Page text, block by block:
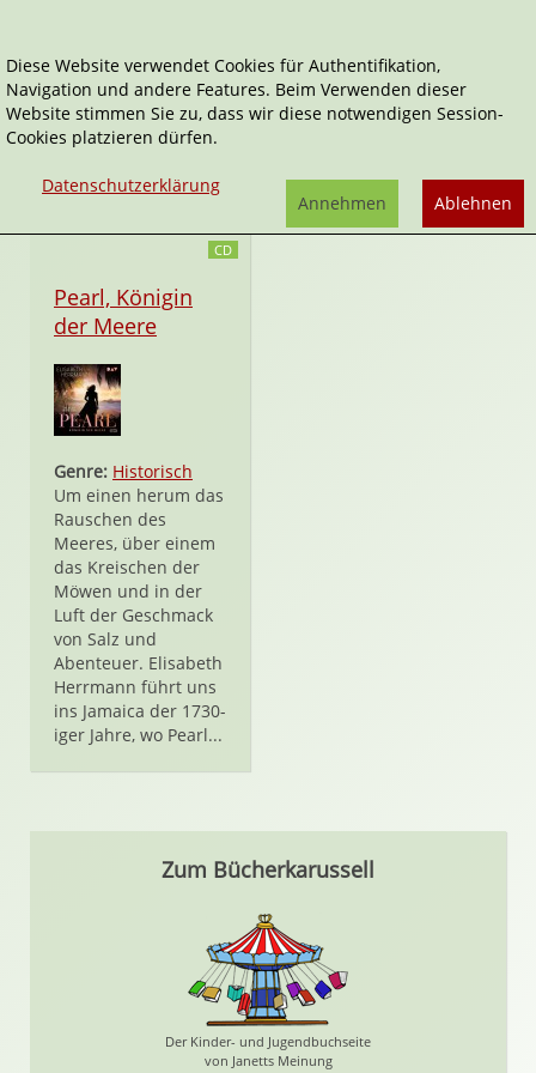
Sabine Kabst
Tätigkeitsfelder:
CD
Pearl, Königin
der Meere
Genre: Historisch
Um einen herum das
Rauschen des
Meeres, über einem
das Kreischen der
Möwen und in der
Luft der Geschmack
von Salz und
Abenteuer. Elisabeth
Herrmann führt uns
ins Jamaica der 1730-
iger Jahre, wo Pearl...
Zum Bücherkarussell
Der Kinder- und Jugendbuchseite
von Janetts Meinung
Diese Website verwendet Cookies für Authentifikation,
Navigation und andere Features. Beim Verwenden dieser
Website stimmen Sie zu, dass wir diese notwendigen Session-
Cookies platzieren dürfen.
Datenschutzerklärung
Ablehnen
Annehmen